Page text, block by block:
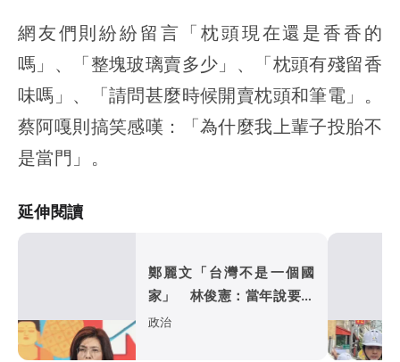
網友們則紛紛留言「枕頭現在還是香香的
嗎」、「整塊玻璃賣多少」、「枕頭有殘留香
味嗎」、「請問甚麼時候開賣枕頭和筆電」。
蔡阿嘎則搞笑感嘆：「為什麼我上輩子投胎不
是當門」。
延伸閱讀
鄭麗文「台灣不是一個國
家」 林俊憲：當年說要建
國的鄭麗文去哪了
政治